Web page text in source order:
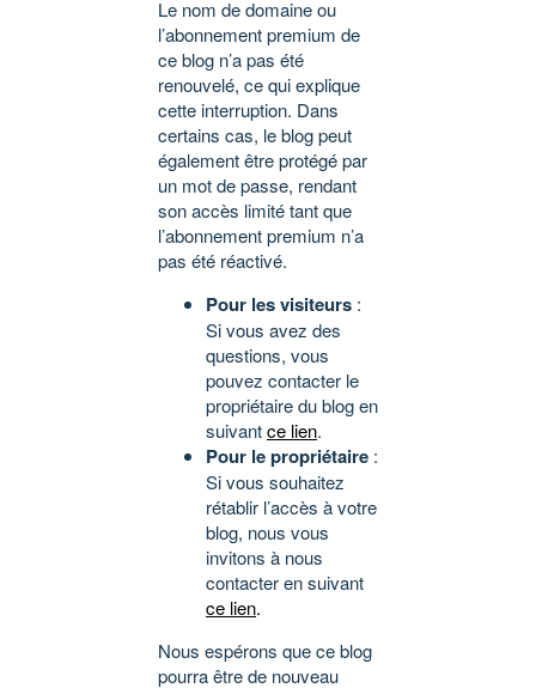
Le nom de domaine ou
l’abonnement premium de
ce blog n’a pas été
renouvelé, ce qui explique
cette interruption. Dans
certains cas, le blog peut
également être protégé par
un mot de passe, rendant
son accès limité tant que
l’abonnement premium n’a
pas été réactivé.
Pour les visiteurs :
Si vous avez des
questions, vous
pouvez contacter le
propriétaire du blog en
suivantce lien.
Pour le propriétaire :
Si vous souhaitez
rétablir l’accès à votre
blog, nous vous
invitons à nous
contacter en suivant
ce lien.
Nous espérons que ce blog
pourra être de nouveau